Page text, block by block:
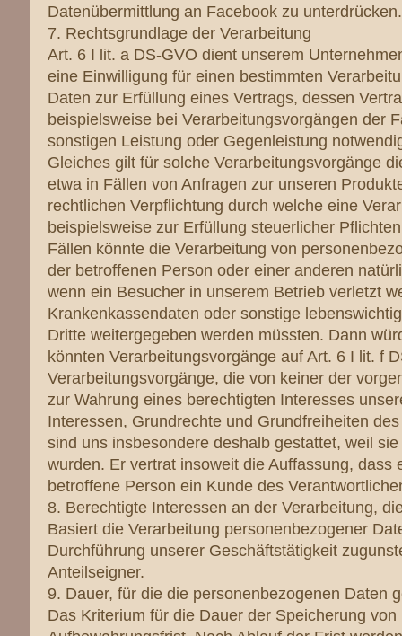
Datenübermittlung an Facebook zu unterdrücken.
7. Rechtsgrundlage der Verarbeitung
Art. 6 I lit. a DS-GVO dient unserem
eine Einwilligung für einen bestimmten
Daten zur Erfüllung eines Vertrags, dessen
beispielsweise bei Verarbeitungsvorgängen der
sonstigen Leistung oder Gegenleistung
Gleiches gilt für solche Verarbeitungsvorgänge
etwa in Fällen von Anfragen zur unseren
rechtlichen Verpflichtung durch welche eine
beispielsweise zur Erfüllung steuerlicher
Fällen könnte die Verarbeitung von
der betroffenen Person oder einer anderen
wenn ein Besucher in unserem Betrieb verletzt
Krankenkassendaten oder sonstige
Dritte weitergegeben werden müssten. Dann
könnten Verarbeitungsvorgänge auf Art. 6 I lit. f
Verarbeitungsvorgänge, die von keiner der
zur Wahrung eines berechtigten Interesses
Interessen, Grundrechte und Grundfreiheiten
sind uns insbesondere deshalb gestattet, weil
wurden. Er vertrat insoweit die Auffassung,
betroffene Person ein Kunde des
8. Berechtigte Interessen an der Verarbeitung,
Basiert die Verarbeitung personenbezogener
Durchführung unserer Geschäftstätigkeit
Anteilseigner.
9. Dauer, für die die personenbezogenen Daten
Das Kriterium für die Dauer der Speicherung